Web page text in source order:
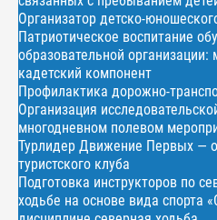
Организатор детско-
Патриотическое воспитание
образовательной
кадетский компонент
Профилактика дорожно-
Организация
многодневном полевом
Турлидер Движение Первых —
туристского клуба
Подготовка инструкторов по
ходьбе на основе вида спорта